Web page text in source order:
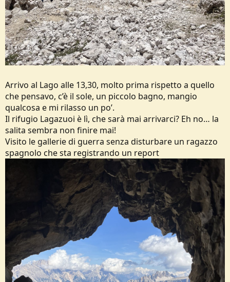
Arrivo al Lago alle 13,30, molto prima rispetto a quello
che pensavo, c’è il sole, un piccolo bagno, mangio
qualcosa e mi rilasso un po’.
Il rifugio Lagazuoi è lì, che sarà mai arrivarci? Eh no… la
salita sembra non finire mai!
Visito le gallerie di guerra senza disturbare un ragazzo
spagnolo che sta registrando un report